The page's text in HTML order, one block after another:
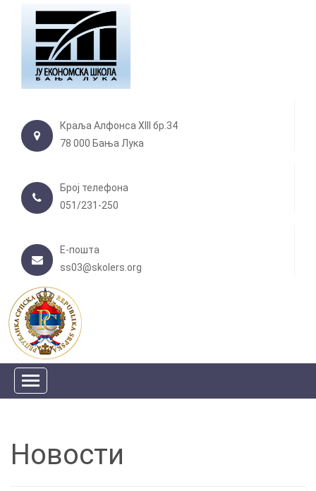
Краља Алфонса XIII бр.34
78 000 Бања Лука
Број телефона
051/231-250
Е-пошта
ss03@skolers.org
Новости